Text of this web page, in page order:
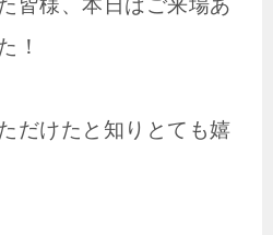
皆様、本日はご来場あ
！
だけたと知りとても嬉